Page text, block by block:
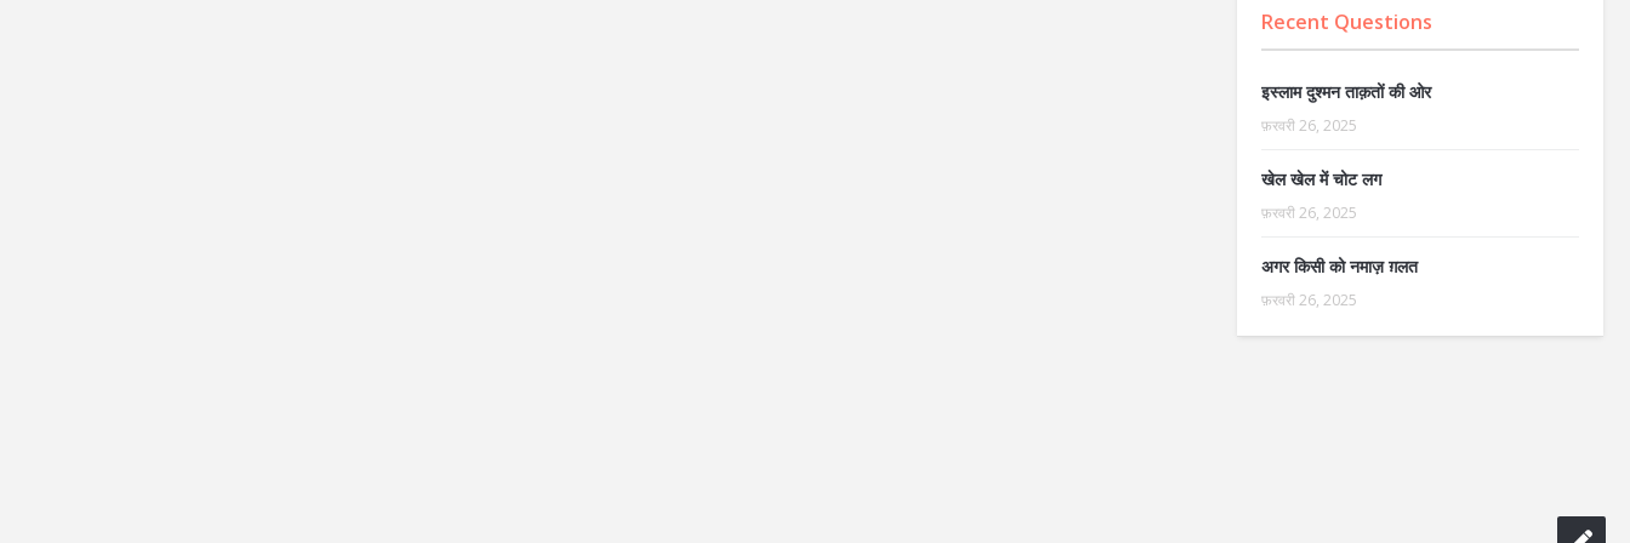
Recent Questions
इस्लाम दुश्मन ताक़तों की ओर
फ़रवरी 26, 2025
खेल खेल में चोट लग
फ़रवरी 26, 2025
अगर किसी को नमाज़ ग़लत
फ़रवरी 26, 2025